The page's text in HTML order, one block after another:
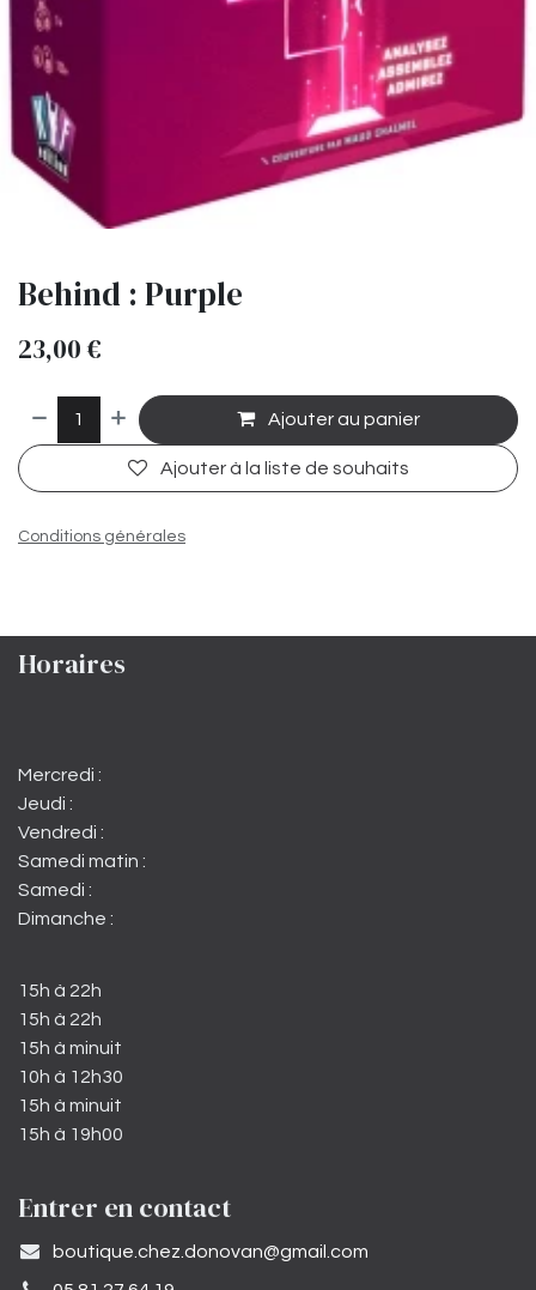
Behind : Purple
23,00 €
Ajouter au panier
Ajouter à la liste de souhaits
Conditions générales
Horaires
Mercredi :
Jeudi :
Vendredi :
Samedi matin :
Samedi :
Dimanche :
15h à 22h
15h à 22h
15h à minuit
10h à 12h30
15h à minuit
15h à 19h00
Entrer en contact
​boutique.chez.donovan@gmail.com​